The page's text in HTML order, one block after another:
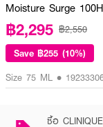
Moisture Surge
฿2,295 ฿2,550
Save ฿255 (10%)
Size 75 ML •
ซื้อ